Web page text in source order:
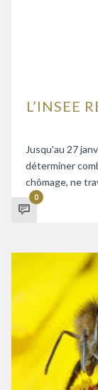
L’INSEE
Jusqu'au 27
déterminer
chômage, ne
0